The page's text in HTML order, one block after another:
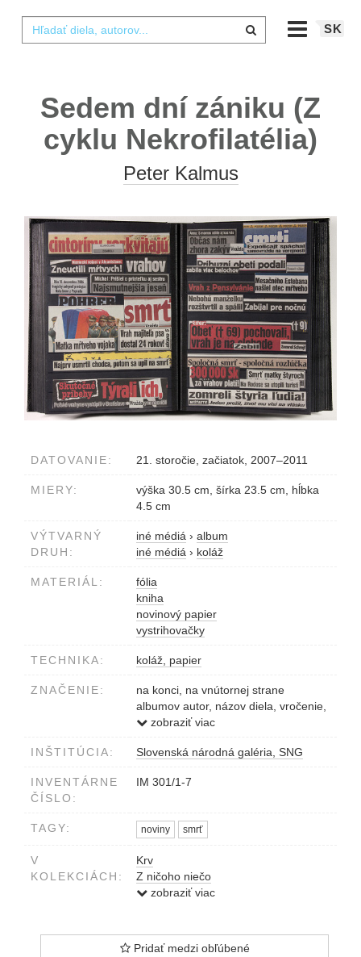
SK
Sedem dní zániku (Z
cyklu Nekrofilatélia)
Peter Kalmus
DATOVANIE: 21. storočie, začiatok, 2007–2011
MIERY:
výška 30.5 cm, šírka 23.5 cm, hĺbka
4.5 cm
VÝTVARNÝ
DRUH:
iné médiá › album
iné médiá › koláž
MATERIÁL:
fólia
kniha
novinový papier
vystrihovačky
TECHNIKA: koláž, papier
ZNAČENIE:
na konci, na vnútornej strane
albumov autor, názov diela, vročenie,
číslo albumu
zobraziť viac
INŠTITÚCIA: Slovenská národná galéria, SNG
INVENTÁRNE
ČÍSLO:
IM 301/1-7
TAGY: noviny smrť
V
KOLEKCIÁCH:
Krv
Z ničoho niečo
Drsná škola
zobraziť viac
Pridať medzi obľúbené